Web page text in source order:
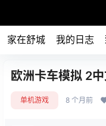
家在舒城 我的日志
欧洲卡车模拟 2
单机游戏 8 个月前